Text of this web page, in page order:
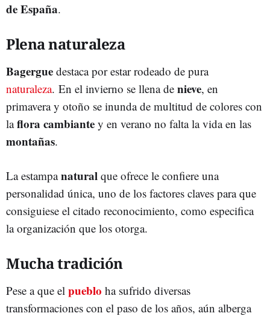
de España.
Plena naturaleza
Bagergue destaca por estar rodeado de pura
naturaleza. En el invierno se llena de nieve, en
primavera y otoño se inunda de multitud de colores con
laflora cambiante y en verano no falta la vida en las
montañas.
La estampanatural que ofrece le confiere una
personalidad única, uno de los factores claves para que
consiguiese el citado reconocimiento, como especifica
la organización que los otorga.
Mucha tradición
Pese a que el pueblo ha sufrido diversas
transformaciones con el paso de los años, aún alberga